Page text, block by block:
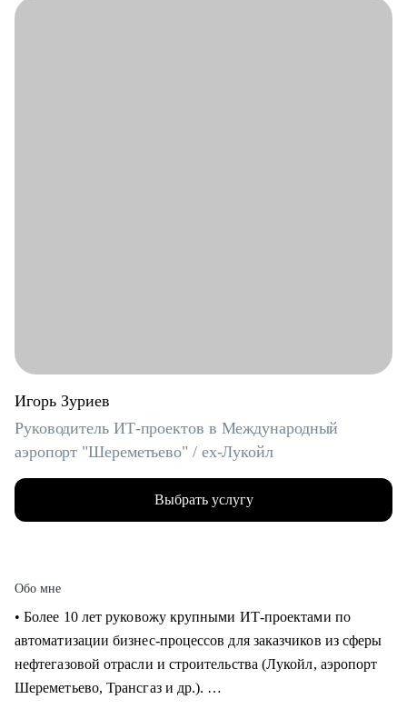
Игорь Зуриев
Руководитель ИТ-проектов в Международный
аэропорт "Шереметьево" / ex-Лукойл
Выбрать услугу
Обо мне
• Более 10 лет руковожу крупными ИТ-проектами по
автоматизации бизнес-процессов для заказчиков из сферы
нефтегазовой отрасли и строительства (Лукойл, аэропорт
Шереметьево, Трансгаз и др.).